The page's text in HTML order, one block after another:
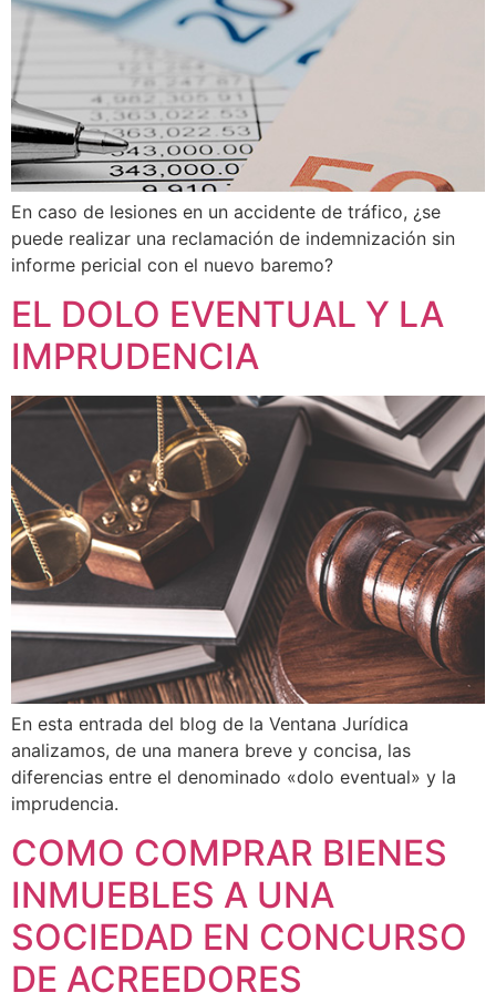
En caso de lesiones en un accidente de tráfico, ¿se
puede realizar una reclamación de indemnización sin
informe pericial con el nuevo baremo?
EL DOLO EVENTUAL Y LA
IMPRUDENCIA
En esta entrada del blog de la Ventana Jurídica
analizamos, de una manera breve y concisa, las
diferencias entre el denominado «dolo eventual» y la
imprudencia.
COMO COMPRAR BIENES
INMUEBLES A UNA
SOCIEDAD EN CONCURSO
DE ACREEDORES